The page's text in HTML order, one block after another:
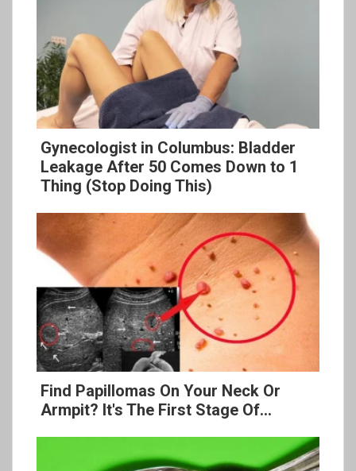
Gynecologist in Columbus: Bladder
Leakage After 50 Comes Down to 1
Thing (Stop Doing This)
Find Papillomas On Your Neck Or
Armpit? It's The First Stage Of...